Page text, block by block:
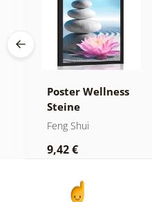
Poster Wellness
Steine
Feng Shui
9,42 €